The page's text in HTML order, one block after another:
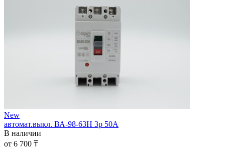
New
автомат.выкл. ВА-98-63H 3р 50А
В наличии
от 6 700 ₸